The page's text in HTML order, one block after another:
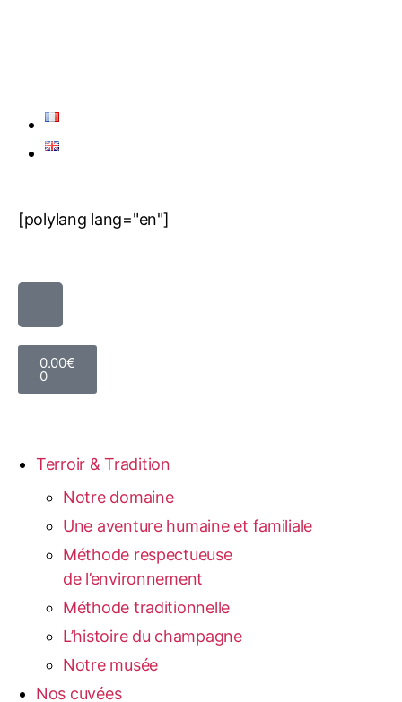
[polylang lang="en"]
0.00€
0
Terroir & Tradition
Notre domaine
Une aventure humaine et familiale
Méthode respectueuse
de l’environnement
Méthode traditionnelle
L’histoire du champagne
Notre musée
Nos cuvées